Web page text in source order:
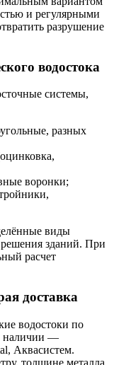
и регулярными
разрушение
водостока
системы,
разных
воронки;
виды
зданий. При
расчет
доставка
водостоки по
наличии —
Аквасистем.
толщине металла